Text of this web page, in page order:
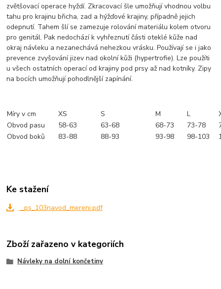
zvětšovací operace hyždí. Zkracovací šle umožňují vhodnou volbu
tahu pro krajinu břicha, zad a hýžďové krajiny, případně jejich
odepnutí. Tahem šlí se zamezuje rolování materiálu kolem otvoru
pro genitál. Pak nedochází k vyhřeznutí části oteklé kůže nad
okraj návleku a nezanechává nehezkou vrásku. Používají se i jako
prevence zvyšování jizev nad okolní kůži (hypertrofie). Lze použíti
u všech ostatních operací od krajiny pod prsy až nad kotníky. Zipy
na bocích umožňují pohodlnější zapínání.
Míry v cm XS S M L
Obvod pasu
58-63 63-68 68-73 73-78
Obvod boků
83-88 88-93 93-98 98-103
Ke stažení
_ps_103navod_mereni.pdf
Zboží zařazeno v kategoriích
Návleky na dolní končetiny